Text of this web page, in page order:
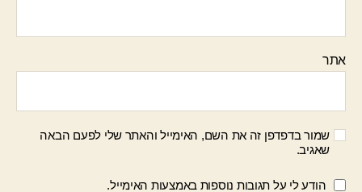
אתר
שמור בדפדפן זה את השם, האימייל והאתר שלי לפעם הבאה
שאגיב.
הודע לי על תגובות נוספות באמצעות האימייל.